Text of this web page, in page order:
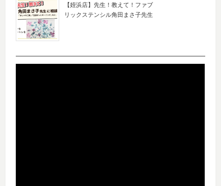
【姪浜店】先生！教えて！ファブ
リックステンシル角田まさ子先生